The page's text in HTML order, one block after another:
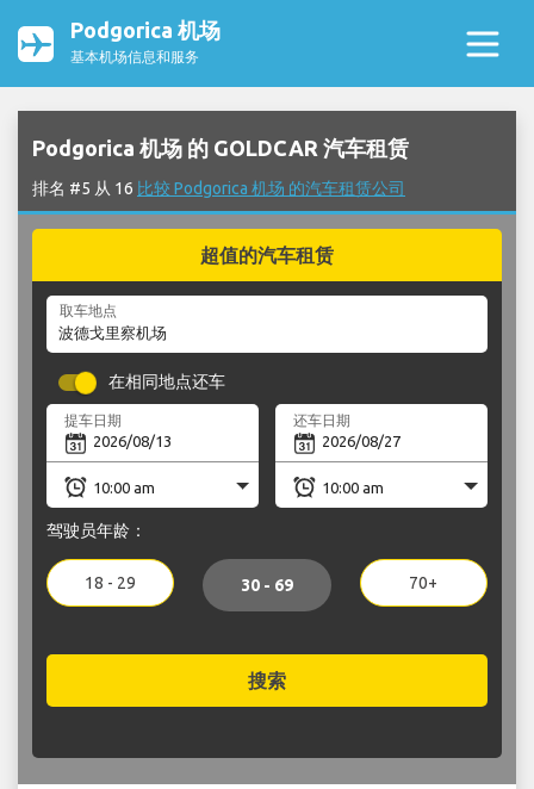
Podgorica 机场
基本机场信息和服务
Podgorica 机场 的 GOLDCAR 汽车租赁
排名 #5 从 16 比较 Podgorica 机场 的汽车租赁公司
超值的汽车租赁
取车地点
在相同地点还车
提车日期 还车日期
驾驶员年龄：
18 - 29 30 - 69 70+
搜索